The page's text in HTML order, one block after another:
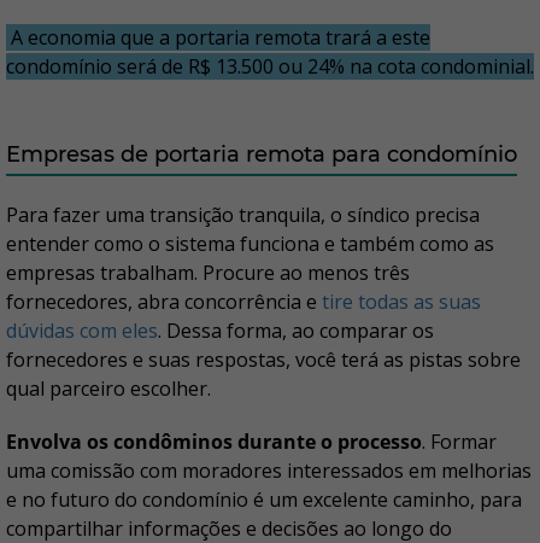
A economia que a portaria remota trará a este
condomínio será de R$ 13.500 ou 24% na cota condominial.
Empresas de portaria remota para condomínio
Para fazer uma transição tranquila, o síndico precisa
entender como o sistema funciona e também como as
empresas trabalham. Procure ao menos três
fornecedores, abra concorrência e tire todas as suas
dúvidas com eles. Dessa forma, ao comparar os
fornecedores e suas respostas, você terá as pistas sobre
qual parceiro escolher.
Envolva os condôminos durante o processo. Formar
uma comissão com moradores interessados em melhorias
e no futuro do condomínio é um excelente caminho, para
compartilhar informações e decisões ao longo do